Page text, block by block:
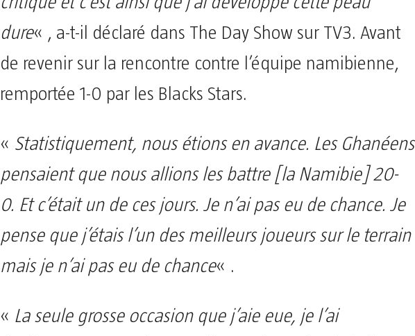
dure« , a-t-il déclaré dans The Day Show sur TV3. Avant
de revenir sur la rencontre contre l’équipe namibienne,
remportée 1-0 par les Blacks Stars.
« Statistiquement, nous étions en avance. Les Ghanéens
pensaient que nous allions les battre [la Namibie] 20-
0. Et c’était un de ces jours. Je n’ai pas eu de chance. Je
pense que j’étais l’un des meilleurs joueurs sur le terrain
mais je n’ai pas eu de chance« .
« La seule grosse occasion que j’aie eue, je l’ai